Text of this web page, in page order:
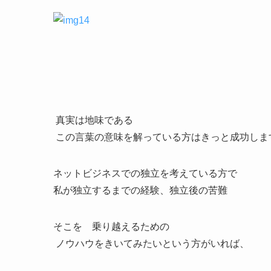
真実は地味である
この言葉の意味を解っている方はきっと成功しま
ネットビジネスでの独立を考えている方で
私が独立するまでの経験、独立後の苦難
そこを 乗り越えるための
ノウハウをきいてみたいという方がいれば、